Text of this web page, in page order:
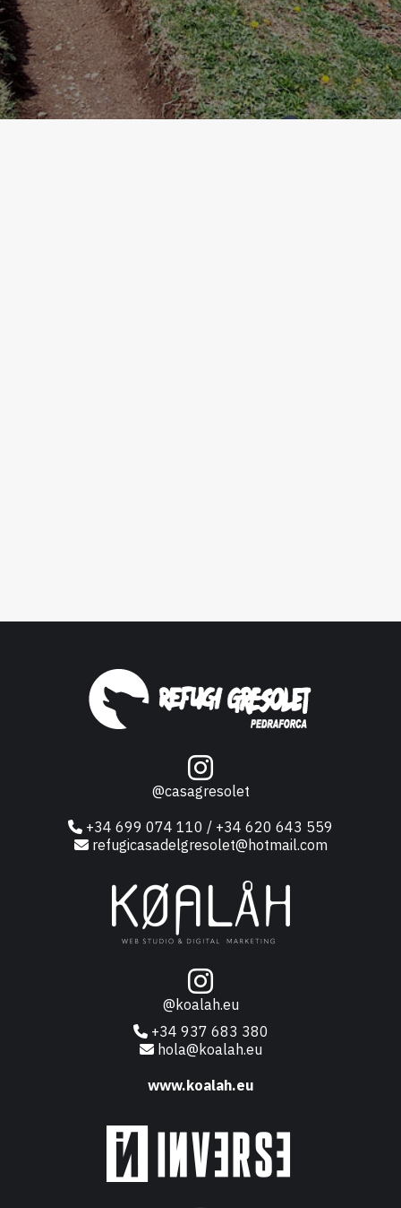
@casagresolet
+34 699 074 110 / +34 620 643 559
refugicasadelgresolet@hotmail.com
@koalah.eu
+34 937 683 380
hola@koalah.eu
www.koalah.eu